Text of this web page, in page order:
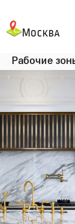
Москва
Рабочие